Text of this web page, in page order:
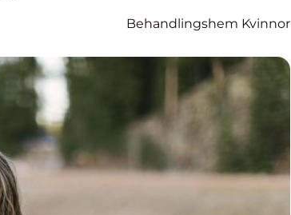
Behandlingshem Kvinnor